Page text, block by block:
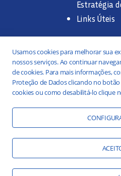
Estratégia
Links Úteis
Trabalhe na
Concurso
Estágio
Portal da
Práticas
Educação
Usamos cookies para melhorar sua
nossos serviços. Ao continuar
de cookies. Para mais informações,
Proteção de Dados clicando no
cookies ou como desabilitá-lo clique